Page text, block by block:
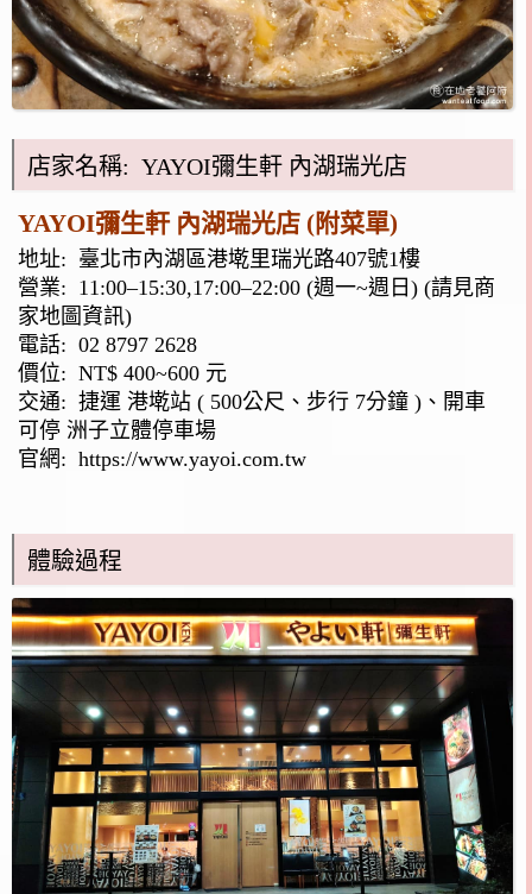
店家名稱: YAYOI彌生軒 內湖瑞光店
YAYOI彌生軒 內湖瑞光店 (附菜單)
地址: 臺北市內湖區港墘里瑞光路407號1樓
營業: 11:00–15:30,17:00–22:00 (週一~週日) (請見商
家地圖資訊)
電話: 02 8797 2628
價位: NT$ 400~600 元
交通: 捷運 港墘站 ( 500公尺、步行 7分鐘 )、開車
可停 洲子立體停車場
官網: https://www.yayoi.com.tw
體驗過程